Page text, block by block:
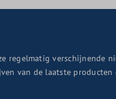
regelmatig verschijnende
van de laatste producten